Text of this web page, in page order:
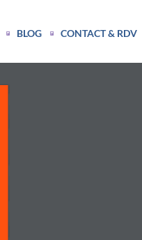
BLOG CONTACT & RDV